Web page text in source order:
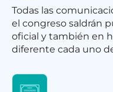
Todas las
el congreso saldrán
oficial y también en
diferente cada uno